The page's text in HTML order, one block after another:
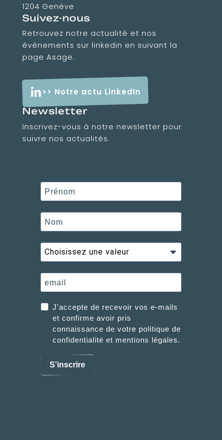
1204 Genève
Suivez-nous
Retrouvez notre actualité et nos
événements sur linkedin en suivant la
page Asage.
>> Notre actu LinkedIn
Newsletter
Inscrivez-vous à notre newsletter pour
suivre nos actualités.
J'accepte de recevoir vos e-mails
et confirme avoir pris
connaissance de votre politique de
confidentialité et mentions légales.
S'inscrire